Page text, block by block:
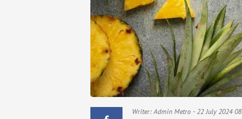
Writer:Admin Metro - 22 July 2024